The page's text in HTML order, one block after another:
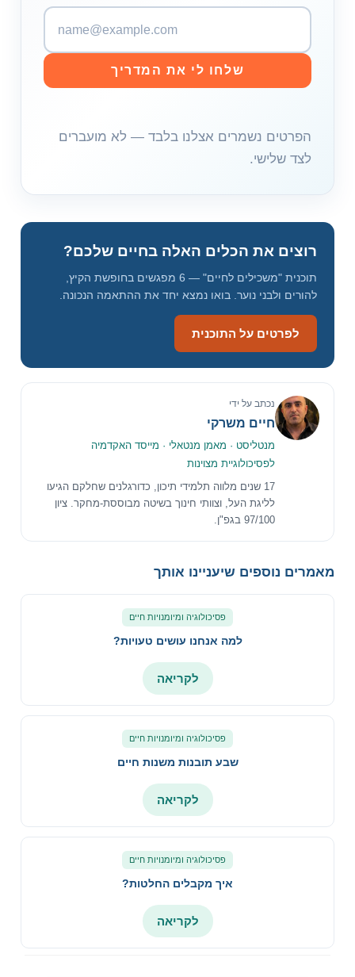
שלחו לי את המדריך
הפרטים נשמרים אצלנו בלבד — לא מועברים
לצד שלישי.
רוצים את הכלים האלה בחיים שלכם?
תוכנית "משכילים לחיים" — 6 מפגשים בחופשת הקיץ,
להורים ולבני נוער. בואו נמצא יחד את ההתאמה הנכונה.
לפרטים על התוכנית
נכתב על ידי
חיים משרקי
מנטליסט · מאמן מנטאלי · מייסד האקדמיה
לפסיכולוגיית מצוינות
17 שנים מלווה תלמידי תיכון, כדורגלנים שחלקם הגיעו
לליגת העל, וצוותי חינוך בשיטה מבוססת-מחקר. ציון
97/100 בגפ"ן.
מאמרים נוספים שיעניינו אותך
פסיכולוגיה ומיומנויות חיים
למה אנחנו עושים טעויות?
לקריאה
פסיכולוגיה ומיומנויות חיים
שבע תובנות משנות חיים
לקריאה
פסיכולוגיה ומיומנויות חיים
איך מקבלים החלטות?
לקריאה